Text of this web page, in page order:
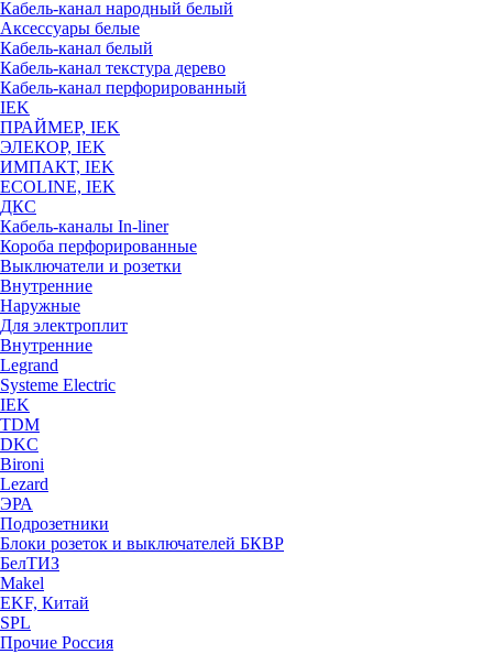
Кабель-канал народный белый
Аксессуары белые
Кабель-канал белый
Кабель-канал текстура дерево
Кабель-канал перфорированный
IEK
ПРАЙМЕР, IEK
ЭЛЕКОР, IEK
ИМПАКТ, IEK
ECOLINE, IEK
ДКС
Кабель-каналы In-liner
Короба перфорированные
Выключатели и розетки
Внутренние
Наружные
Для электроплит
Внутренние
Legrand
Systeme Electric
IEK
TDM
DKC
Bironi
Lezard
ЭРА
Подрозетники
Блоки розеток и выключателей БКВР
БелТИЗ
Makel
EKF, Китай
SPL
Прочие Россия